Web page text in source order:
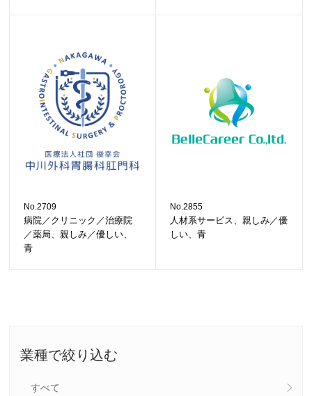
業種で絞り込む
すべて
No.2709
病院／クリニック／治療院
／薬局、親しみ／優しい、
青
No.2855
人材系サービス、親しみ／優
しい、青